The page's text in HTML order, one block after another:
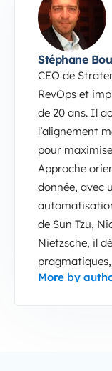
Stéphane
CEO de
RevOps et
de 20 ans. Il
l’alignement
pour
Approche
donnée, avec
de Sun Tzu,
Nietzsche, il
More by